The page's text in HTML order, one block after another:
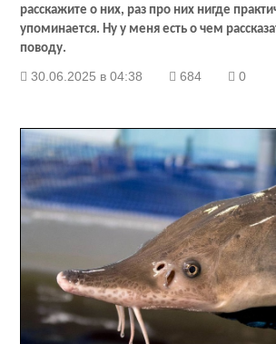
расскажите о них, раз про них нигде
упоминается. Ну у меня есть о чем
поводу.
30.06.2025 в 04:38 684 0